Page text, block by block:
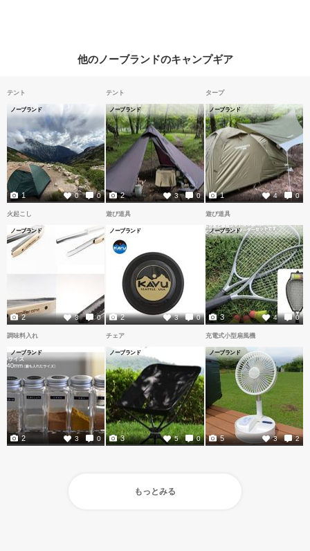
他のノーブランドのキャンプギア
テント
ノーブランド
0 0
1
テント
ノーブランド
3 0
2
タープ
ノーブランド
4 0
1
火起こし
ノーブランド
3 0
2
遊び道具
ノーブランド
3 0
2
遊び道具
ノーブランド
4 0
3
調味料入れ
ノーブランド
3 0
2
チェア
ノーブランド
5 0
3
充電式小型扇風機
ノーブランド
3 2
5
もっとみる